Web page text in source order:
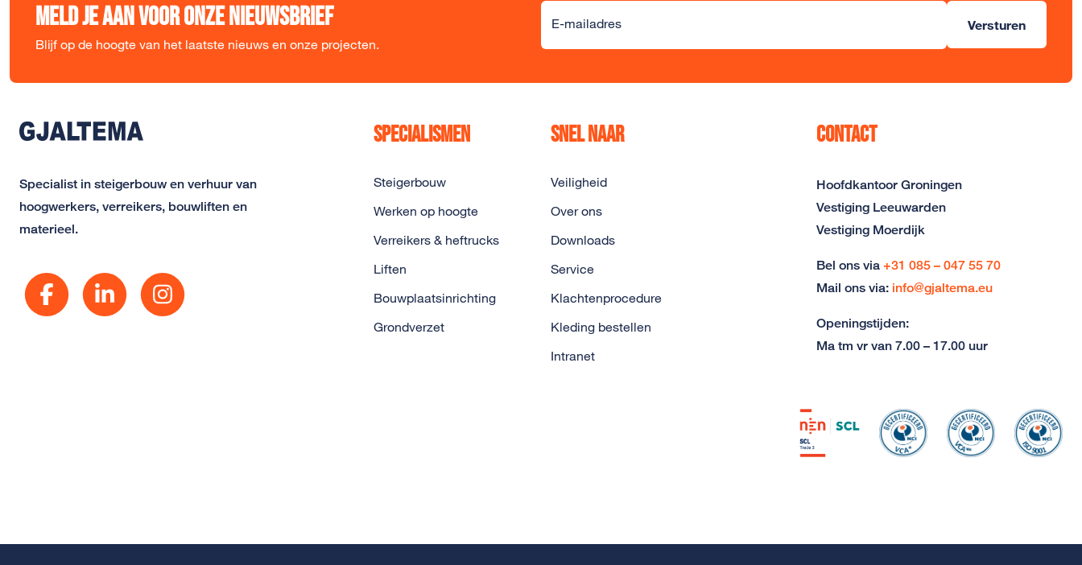
Meld je aan voor onze nieuwsbrief
Blijf op de hoogte van het laatste nieuws en onze projecten.
E-mailadres Versturen
Alternative:
Specialist in steigerbouw en verhuur van
hoogwerkers, verreikers, bouwliften en
materieel.
Specialismen
Steigerbouw
Werken op hoogte
Verreikers & heftrucks
Liften
Bouwplaatsinrichting
Grondverzet
Snel naar
Veiligheid
Over ons
Downloads
Service
Klachtenprocedure
Kleding bestellen
Intranet
Contact
Hoofdkantoor Groningen
Vestiging Leeuwarden
Vestiging Moerdijk
Bel ons via +31 085 – 047 55 70
Mail ons via: info@gjaltema.eu
Openingstijden:
Ma tm vr van 7.00 – 17.00 uur